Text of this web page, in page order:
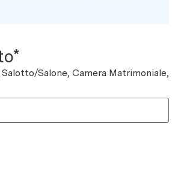
Salone, Camera Matrimoniale,